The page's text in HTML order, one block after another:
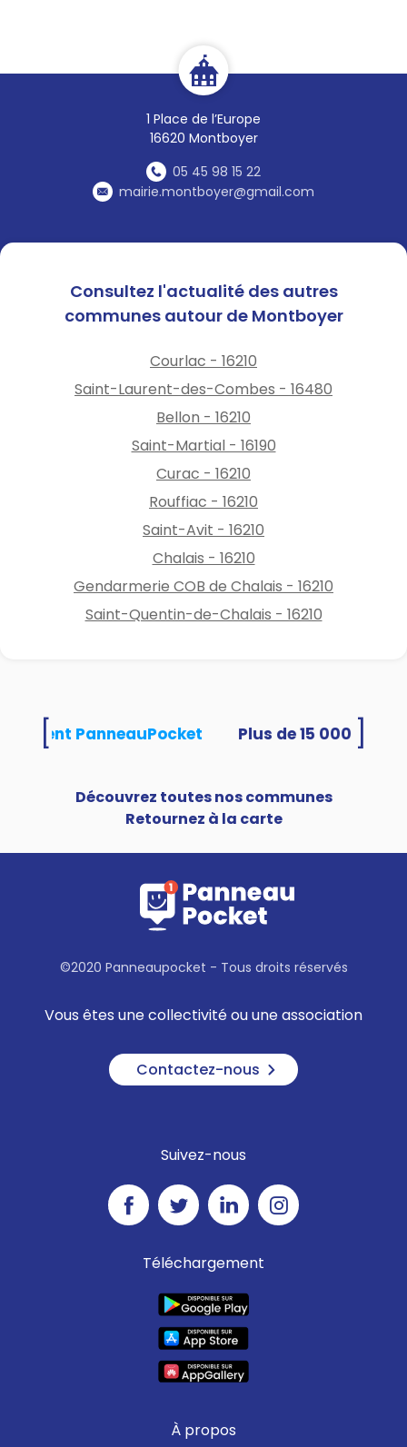
1 Place de l’Europe
16620 Montboyer
05 45 98 15 22
mairie.montboyer@gmail.com
Consultez l'actualité des autres
communes autour de Montboyer
Courlac - 16210
Saint-Laurent-des-Combes - 16480
Bellon - 16210
Saint-Martial - 16190
Curac - 16210
Rouffiac - 16210
Saint-Avit - 16210
Chalais - 16210
Gendarmerie COB de Chalais - 16210
Saint-Quentin-de-Chalais - 16210
PanneauPocket
Découvrez toutes nos communes
Retournez à la carte
©2020 Panneaupocket - Tous droits réservés
Vous êtes une collectivité ou une association
Contactez-nous
Suivez-nous
Téléchargement
À propos